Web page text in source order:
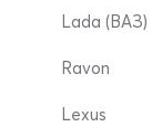
Lada (ВАЗ)
Ravon
Lexus